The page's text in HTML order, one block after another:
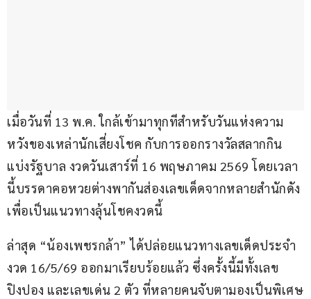
เมื่อวันที่ 13 พ.ค. ใกล้เข้ามาทุกทีสำหรับวันแห่งความ
หวังของเหล่านักเสี่ยงโชค กับการออกรางวัลสลากกิน
แบ่งรัฐบาล งวดวันเสาร์ที่ 16 พฤษภาคม 2569 โดยเวลา
นี้บรรดาคอหวยต่างพากันส่องเลขเด็ดจากหลายสำนักดัง
เพื่อเป็นแนวทางลุ้นโชคงวดนี้
ล่าสุด “น้องเพชรกล้า” ได้ปล่อยแนวทางเลขเด็ดประจำ
งวด 16/5/69 ออกมาเรียบร้อยแล้ว ซึ่งครั้งนี้มีทั้งเลข
ปิงปอง และเลขเด่น 2 ตัว ที่หลายคนจับตามองเป็นพิเศษ